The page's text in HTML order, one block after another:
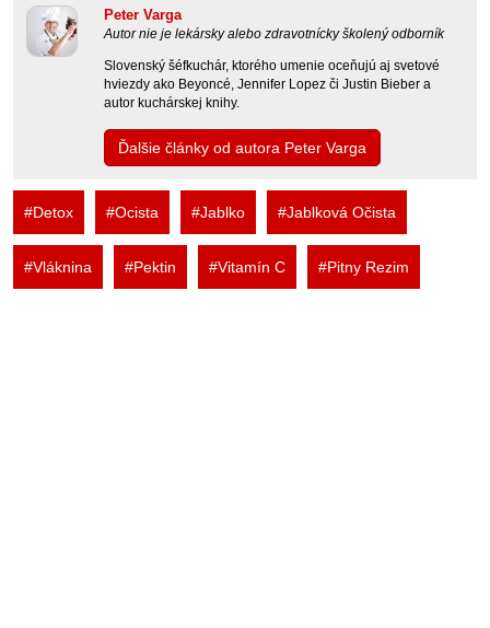
Peter Varga
Autor nie je lekársky alebo zdravotnícky školený odborník
Slovenský šéfkuchár, ktorého umenie oceňujú aj svetové
hviezdy ako Beyoncé, Jennifer Lopez či Justin Bieber a
autor kuchárskej knihy.
Ďalšie články od autora Peter Varga
#Detox #Ocista #Jablko #Jablková Očista
#Vláknina #Pektin #Vitamín C #Pitny Rezim